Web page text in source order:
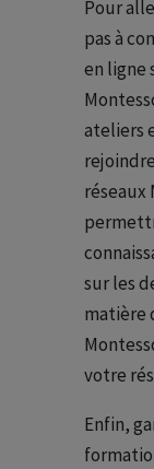
Pour
pas à
en ligne
ateliers
réseaux
sur les
matière
votre
Enfin,